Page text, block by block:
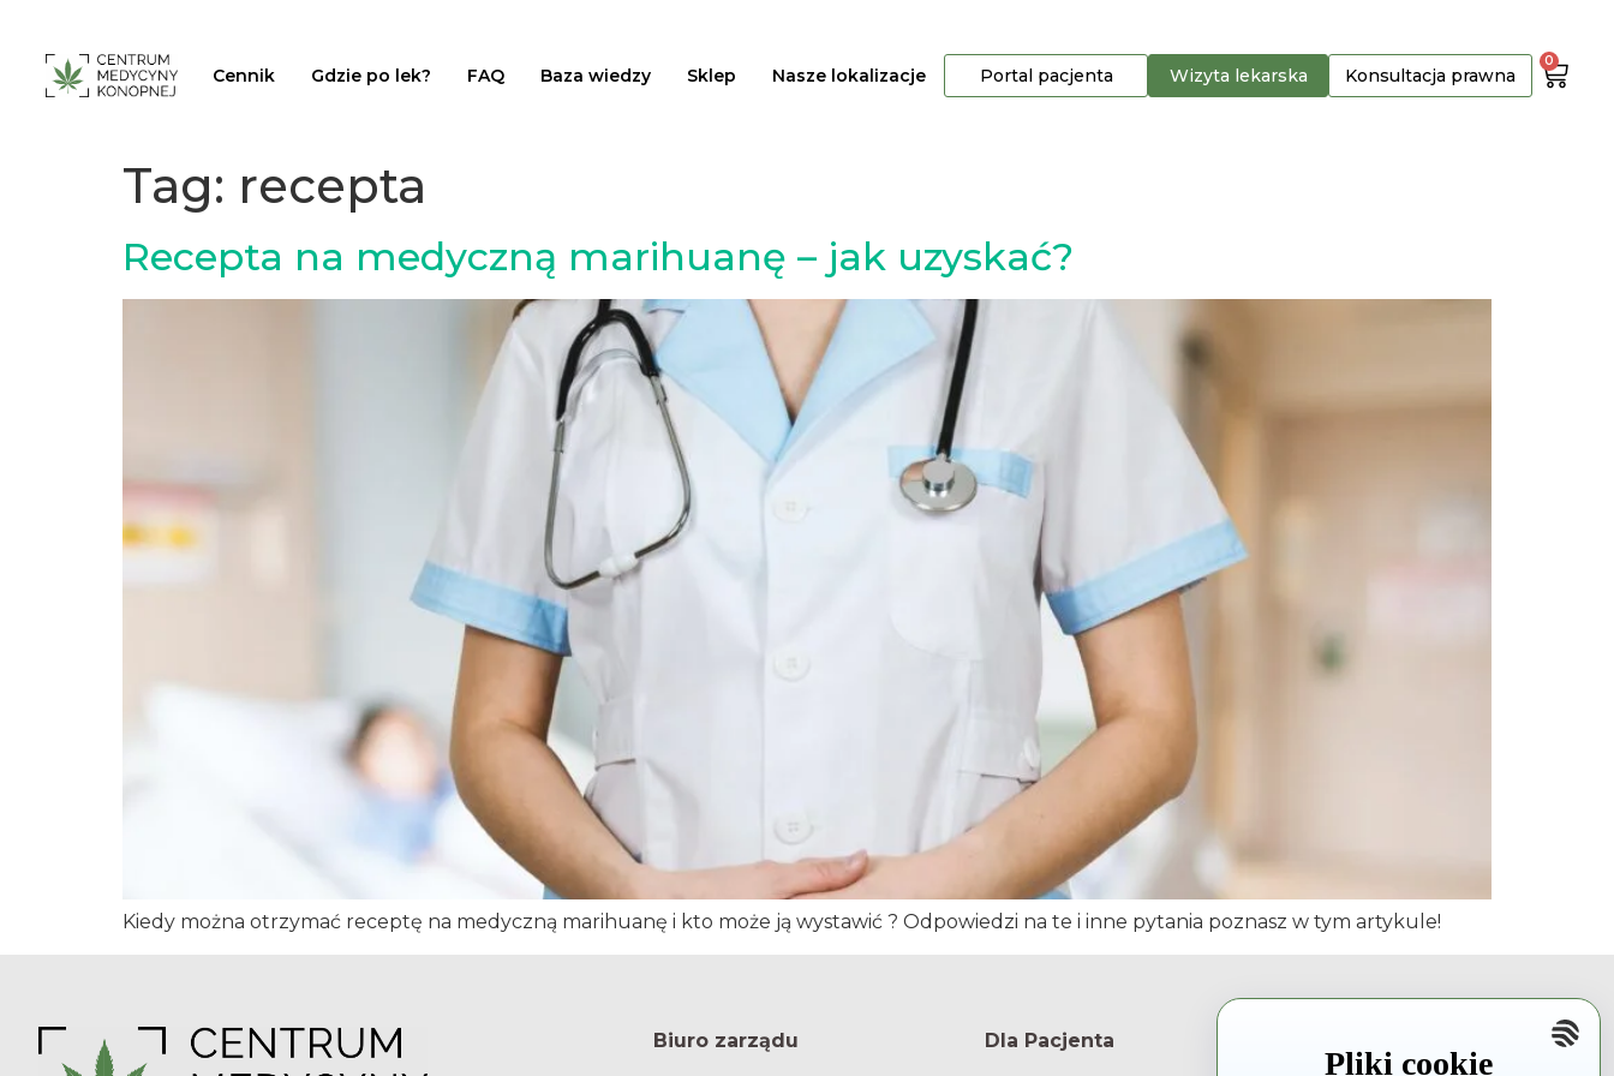
Cennik Gdzie po lek? FAQ Baza wiedzy Sklep Nasze lokalizacje Portal pacjenta Wizyta lekarska Konsultacja prawna
0
Tag: recepta
Recepta na medyczną marihuanę – jak uzyskać?
Kiedy można otrzymać receptę na medyczną marihuanę i kto może ją wystawić ? Odpowiedzi na te i inne pytania poznasz w tym artykule!
Biuro zarządu Dla Pacjenta
Pliki cookie